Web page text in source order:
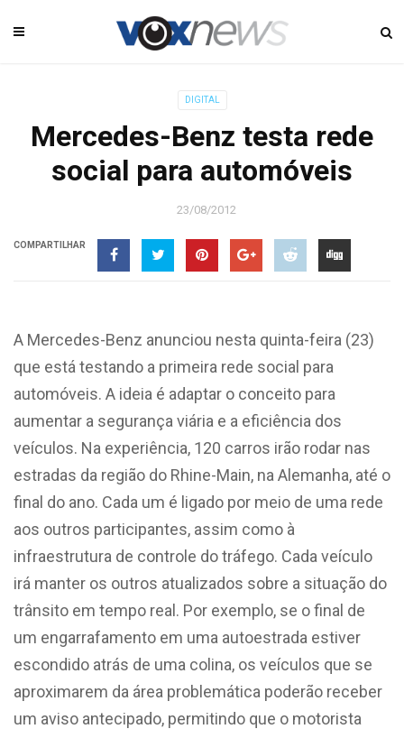
DIGITAL
Mercedes-Benz testa rede
social para automóveis‎
23/08/2012
COMPARTILHAR
A Mercedes-Benz anunciou nesta quinta-feira (23)
que está testando a primeira rede social para
automóveis. A ideia é adaptar o conceito para
aumentar a segurança viária e a eficiência dos
veículos. Na experiência, 120 carros irão rodar nas
estradas da região do Rhine-Main, na Alemanha, até o
final do ano. Cada um é ligado por meio de uma rede
aos outros participantes, assim como à
infraestrutura de controle do tráfego. Cada veículo
irá manter os outros atualizados sobre a situação do
trânsito em tempo real. Por exemplo, se o final de
um engarrafamento em uma autoestrada estiver
escondido atrás de uma colina, os veículos que se
aproximarem da área problemática poderão receber
um aviso antecipado, permitindo que o motorista